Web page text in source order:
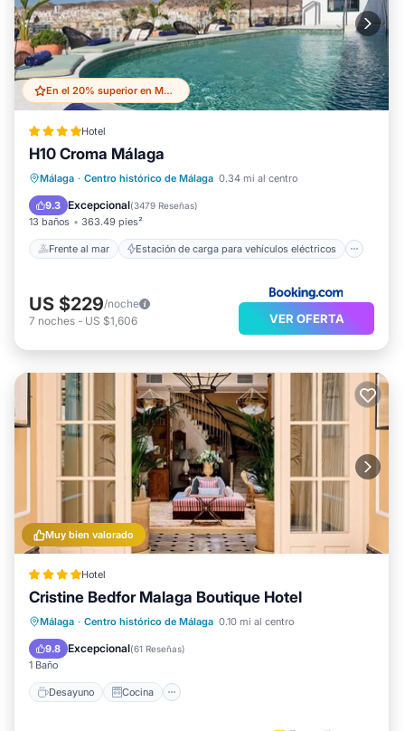
En el 20% superior en Malaga Historic Centre
Hotel
H10 Croma Málaga
Málaga · Centro histórico de Málaga 0.34 mi al centro
9.3 Excepcional(3479 Reseñas)
13 baños 363.49 pies²
Frente al mar Estación de carga para vehículos eléctricos
Frente al mar
Estación de carga para vehículos eléctricos
Aparcamiento
Piscina
US $229/noche
7 noches - US $1,606 VER OFERTA
Muy bien valorado
Hotel
Cristine Bedfor Malaga Boutique Hotel
Málaga · Centro histórico de Málaga 0.10 mi al centro
9.8 Excepcional(61 Reseñas)
1 Baño
Desayuno Cocina
Desayuno
Cocina
Aire acondicionado